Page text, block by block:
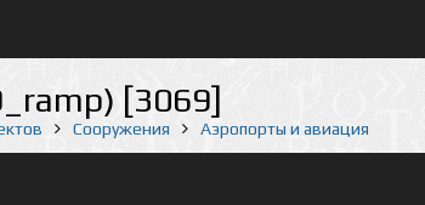
[3069]
Сооружения Аэропорты и авиация